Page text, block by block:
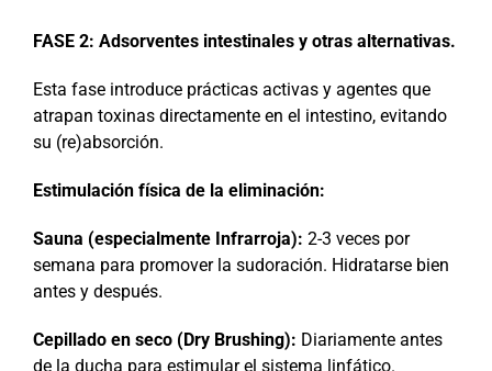
FASE 2: Adsorventes intestinales y otras alternativas.
Esta fase introduce prácticas activas y agentes que
atrapan toxinas directamente en el intestino, evitando
su (re)absorción.
Estimulación física de la eliminación:
Sauna (especialmente Infrarroja): 2-3 veces por
semana para promover la sudoración. Hidratarse bien
antes y después.
Cepillado en seco (Dry Brushing): Diariamente antes
de la ducha para estimular el sistema linfático.